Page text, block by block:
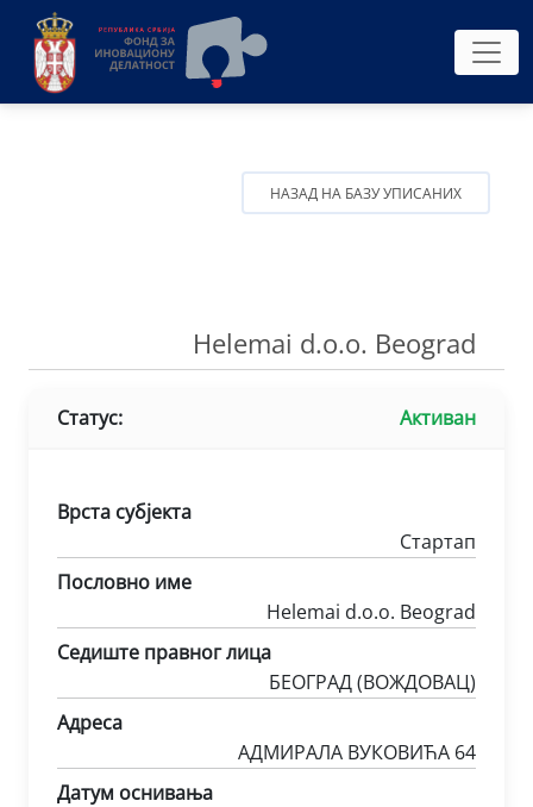
НАЗАД НА БАЗУ УПИСАНИХ
Helemai d.o.o. Beograd
Статус: Активан
Врста субјекта
Стартап
Пословно име
Helemai d.o.o. Beograd
Седиште правног лица
БЕОГРАД (ВОЖДОВАЦ)
Адреса
АДМИРАЛА ВУКОВИЋА 64
Датум оснивања